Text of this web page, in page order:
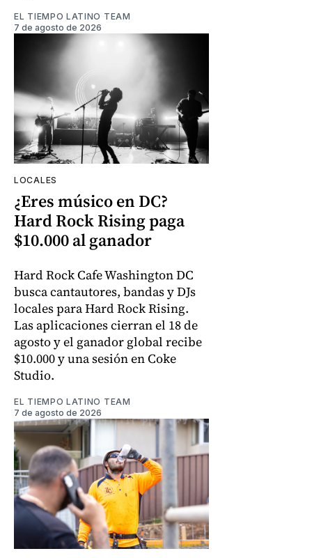
EL TIEMPO LATINO TEAM
7 de agosto de 2026
LOCALES
¿Eres músico en DC?
Hard Rock Rising paga
$10.000 al ganador
Hard Rock Cafe Washington DC
busca cantautores, bandas y DJs
locales para Hard Rock Rising.
Las aplicaciones cierran el 18 de
agosto y el ganador global recibe
$10.000 y una sesión en Coke
Studio.
EL TIEMPO LATINO TEAM
7 de agosto de 2026